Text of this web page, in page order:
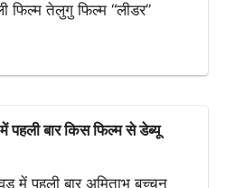
फिल्म तेलुगु फिल्म “लीडर”
पहली बार किस फिल्म से डेब्यू
में पहली बार अमिताभ बच्चन